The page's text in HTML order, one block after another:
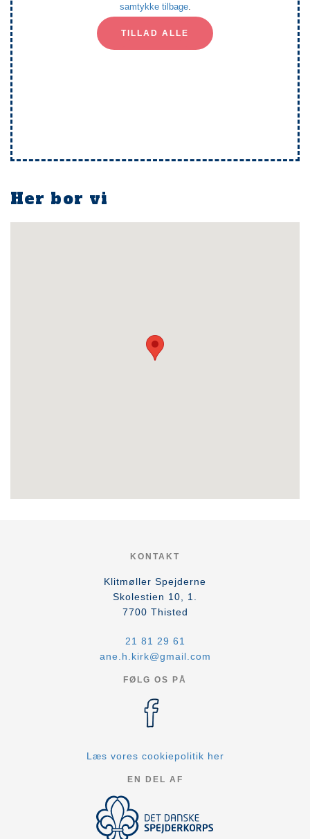
samtykke tilbage.
TILLAD ALLE
Her bor vi
KONTAKT
Klitmøller Spejderne
Skolestien 10, 1.
7700 Thisted
21 81 29 61
ane.h.kirk@gmail.com
FØLG OS PÅ
Læs vores cookiepolitik her
EN DEL AF